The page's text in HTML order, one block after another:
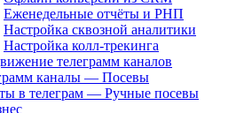
Еженедельные отчёты и РНП
Настройка сквозной аналитики
Настройка колл-трекинга
телеграмм каналов
каналы — Посевы
в телеграм — Ручные посевы